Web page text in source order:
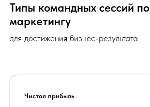
Типы командных сессий по
маркетингу
для достижения бизнес-результата
Чистая прибыль